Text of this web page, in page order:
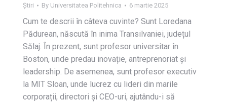
Știri By Universitatea Politehnica 6 martie 2025
Cum te descrii în câteva cuvinte? Sunt Loredana
Pădurean, născută în inima Transilvaniei, județul
Sălaj. În prezent, sunt profesor universitar în
Boston, unde predau inovație, antreprenoriat și
leadership. De asemenea, sunt profesor executiv
la MIT Sloan, unde lucrez cu lideri din marile
corporații, directori și CEO-uri, ajutându-i să